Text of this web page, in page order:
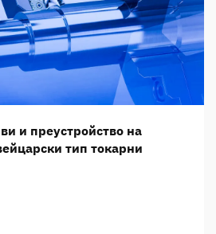
и преустройство на
тип токарни